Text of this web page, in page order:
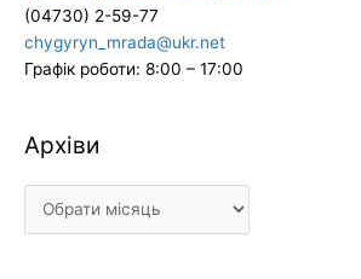
(04730) 2-59-77
chygyryn_mrada@ukr.net
Графік роботи: 8:00 – 17:00
Архіви
Архіви